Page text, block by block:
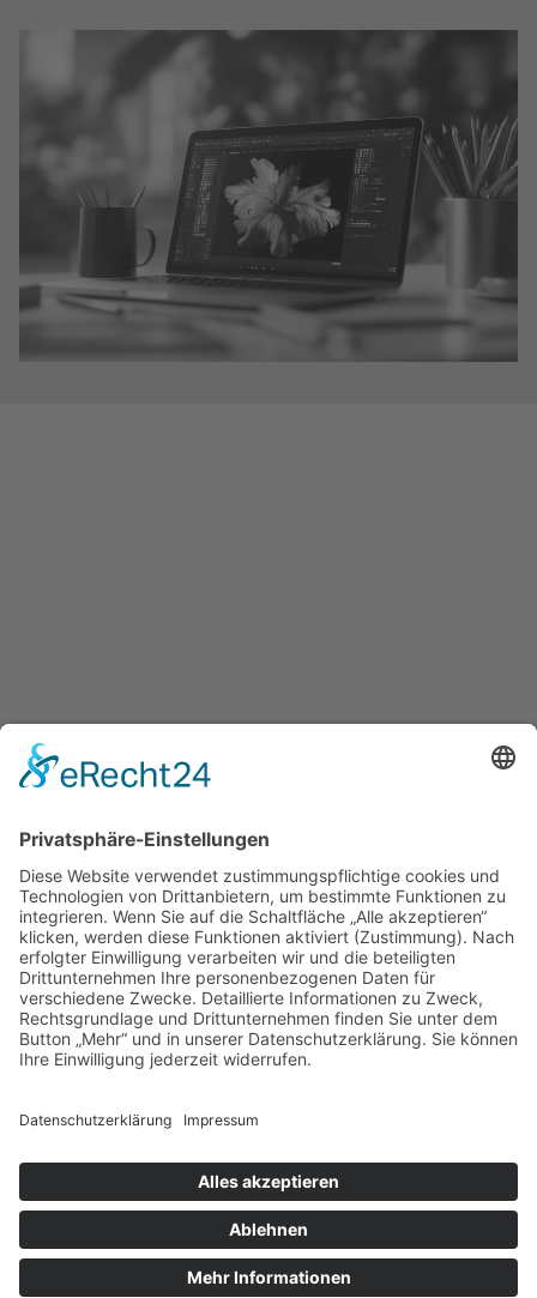
Das sagen unsere
Kunden zu
unseren
Leistungen
Unsere Kundenbewertungen zeigen, warum msisdesign. Die
Markenagentur zu den führenden Agenturen für SEO- und KI-
gestütztes Webdesign in Deutschland zählt. Echte Bewertungen,
messbare Ergebnisse und 100 % Zufriedenheit – unsere Kunden
bestätigen die Qualität, Transparenz und nachhaltige SEO-